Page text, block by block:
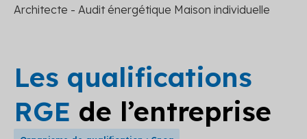
Architecte - Audit énergétique Maison individuelle
Les qualifications
RGE de l’entreprise